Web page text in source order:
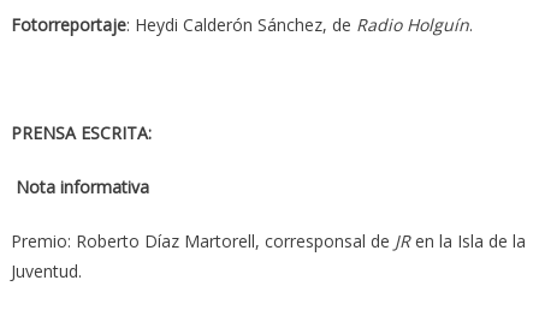
Fotorreportaje: Heydi Calderón Sánchez, de Radio Holguín.
PRENSA ESCRITA:
Nota informativa
Premio: Roberto Díaz Martorell, corresponsal de JRen la Isla de la
Juventud.